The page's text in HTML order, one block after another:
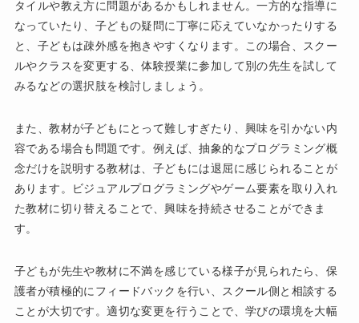
タイルや教え方に問題があるかもしれません。一方的な指導に
なっていたり、子どもの疑問に丁寧に応えていなかったりする
と、子どもは疎外感を抱きやすくなります。この場合、スクー
ルやクラスを変更する、体験授業に参加して別の先生を試して
みるなどの選択肢を検討しましょう。
また、教材が子どもにとって難しすぎたり、興味を引かない内
容である場合も問題です。例えば、抽象的なプログラミング概
念だけを説明する教材は、子どもには退屈に感じられることが
あります。ビジュアルプログラミングやゲーム要素を取り入れ
た教材に切り替えることで、興味を持続させることができま
す。
子どもが先生や教材に不満を感じている様子が見られたら、保
護者が積極的にフィードバックを行い、スクール側と相談する
ことが大切です。適切な変更を行うことで、学びの環境を大幅